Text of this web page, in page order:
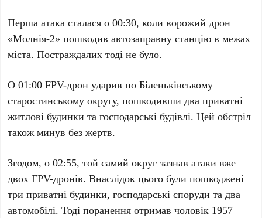
Перша атака сталася о00:30, коли ворожий дрон
«Молнія-2» пошкодив автозаправну станцію в межах
міста. Постраждалих тоді не було.
О01:00 FPV-дрон ударив по Біленьківському
старостинському округу, пошкодивши два приватні
житлові будинки та господарські будівлі. Цей обстріл
також минув без жертв.
Згодом, о02:55, той самий округ зазнав атаки вже
двох FPV-дронів. Внаслідок цього були пошкоджені
три приватні будинки, господарські споруди та два
автомобілі. Тоді поранення отримав чоловік 1957